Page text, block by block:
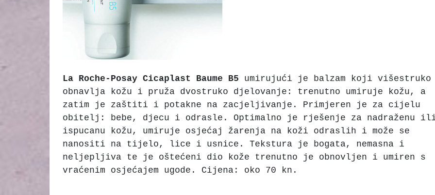
La Roche-Posay Cicaplast Baume B5 umirujući je balzam koji višestruko
obnavlja kožu i pruža dvostruko djelovanje: trenutno umiruje kožu, a
zatim je zaštiti i potakne na zacjeljivanje. Primjeren je za cijelu
obitelj: bebe, djecu i odrasle. Optimalno je rješenje za nadraženu
ispucanu kožu, umiruje osjećaj žarenja na koži odraslih i može se
nanositi na tijelo, lice i usnice. Tekstura je bogata, nemasna i
neljepljiva te je oštećeni dio kože trenutno je obnovljen i umiren s
vraćenim osjećajem ugode. Cijena: oko 70 kn.